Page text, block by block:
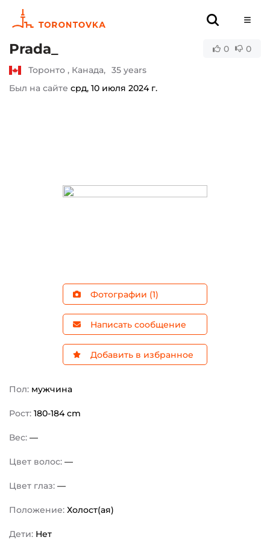
Prada_
Торонто , Канада, 35 years
Был на сайте срд, 10 июля 2024 г.
0 0
Фотографии (1)
Написать сообщение
Добавить в избранное
Пол: мужчина
Рост: 180-184 cm
Вес: —
Цвет волос: —
Цвет глаз: —
Положение: Холост(ая)
Дети: Нет